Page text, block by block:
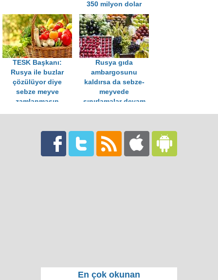
350 milyon dolar
TESK Başkanı:
Rusya ile buzlar
çözülüyor diye
sebze meyve
zamlanmasın
Rusya gıda
ambargosunu
kaldırsa da sebze-
meyvede
sınırlamalar devam
En çok okunan